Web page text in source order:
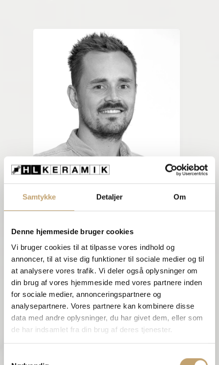
Samtykke Detaljer Om
Denne hjemmeside bruger cookies
Vi bruger cookies til at tilpasse vores indhold og
annoncer, til at vise dig funktioner til sociale medier og til
at analysere vores trafik. Vi deler også oplysninger om
din brug af vores hjemmeside med vores partnere inden
for sociale medier, annonceringspartnere og
analysepartnere. Vores partnere kan kombinere disse
data med andre oplysninger, du har givet dem, eller som
de har indsamlet fra din brug af deres tjenester.
Magnus Christensen
Magnus er medindehaver af HL
Keramik og adm. direktør. Han har et
tæt samarbejde med både
erhvervskunder og private kunder, hvor
han sikrer personlig rådgivning og høj
service. Magnus er en central drivkraft i
den daglige kontakt med kunderne og
virksomhedens udvikling.
Kontakt
Magnus Christensen
Brian Pedersen
Med mange års erfaring og indgående
branchekendskab rådgiver Brian både
ved mindre opgaver og større projekter,
hvor han sikrer skræddersyede
løsninger og høj kundetilfredshed.